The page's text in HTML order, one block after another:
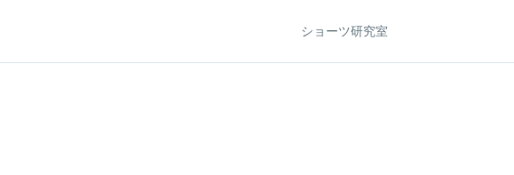
ショーツ研究室